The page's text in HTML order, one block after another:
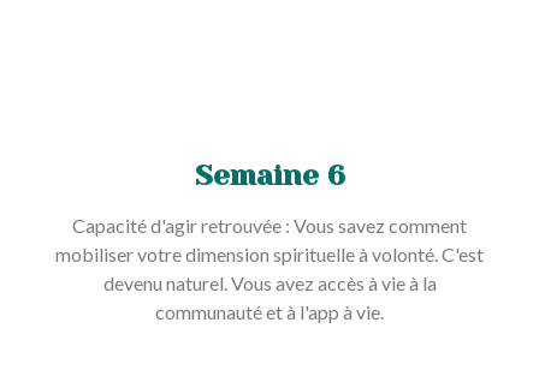
Semaine 6
Capacité d'agir retrouvée : Vous savez comment
mobiliser votre dimension spirituelle à volonté. C'est
devenu naturel. Vous avez accès à vie à la
communauté et à l'app à vie.